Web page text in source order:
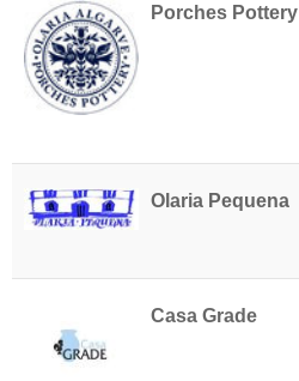
Porches Pottery
Olaria Pequena
Casa Grade